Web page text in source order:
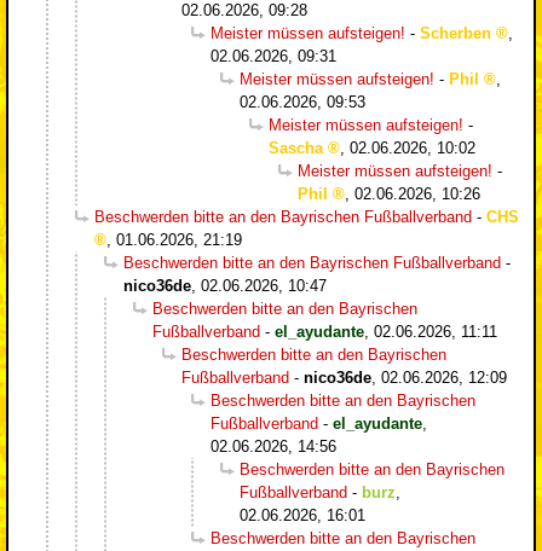
02.06.2026, 09:28
Meister müssen aufsteigen! - Scherben
,
02.06.2026, 09:31
Meister müssen aufsteigen! - Phil
,
02.06.2026, 09:53
Meister müssen aufsteigen! -
Sascha
, 02.06.2026, 10:02
Meister müssen aufsteigen! -
Phil
, 02.06.2026, 10:26
Beschwerden bitte an den Bayrischen Fußballverband - CHS
, 01.06.2026, 21:19
Beschwerden bitte an den Bayrischen Fußballverband -
nico36de, 02.06.2026, 10:47
Beschwerden bitte an den Bayrischen
Fußballverband - el_ayudante, 02.06.2026, 11:11
Beschwerden bitte an den Bayrischen
Fußballverband - nico36de, 02.06.2026, 12:09
Beschwerden bitte an den Bayrischen
Fußballverband - el_ayudante,
02.06.2026, 14:56
Beschwerden bitte an den Bayrischen
Fußballverband - burz,
02.06.2026, 16:01
Beschwerden bitte an den Bayrischen